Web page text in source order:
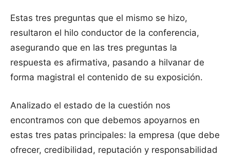
Estas tres preguntas que el mismo se hizo,
resultaron el hilo conductor de la conferencia,
asegurando que en las tres preguntas la
respuesta es afirmativa, pasando a hilvanar de
forma magistral el contenido de su exposición.
Analizado el estado de la cuestión nos
encontramos con que debemos apoyarnos en
estas tres patas principales: la empresa (que debe
ofrecer, credibilidad, reputación y responsabilidad